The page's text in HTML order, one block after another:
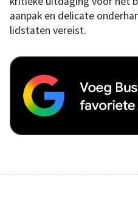
aanpak en delicate
lidstaten vereist.